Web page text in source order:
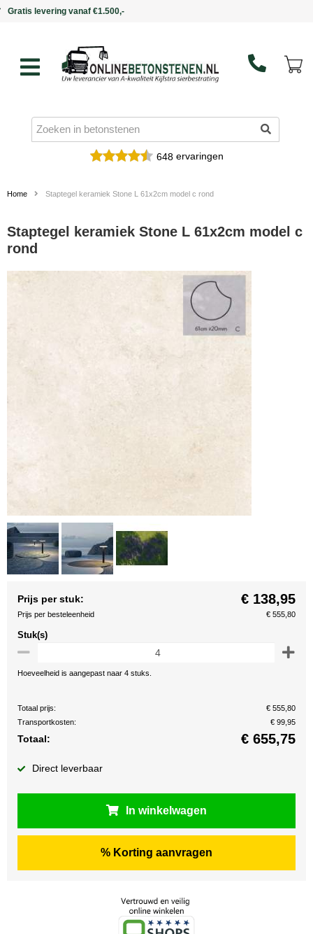
Binnen 5 werkdagen in huis
648ervaringen
Home Staptegel keramiek Stone L 61x2cm model c rond
Staptegel keramiek Stone L 61x2cm model c
rond
Prijs per stuk: € 138,95
Prijs per besteleenheid € 555,80
Stuk(s)
Hoeveelheid is aangepast naar 4 stuks.
Totaal prijs:
€ 555,80
Transportkosten:
€ 99,95
Totaal: € 655,75
Direct leverbaar
In winkelwagen
% Korting aanvragen